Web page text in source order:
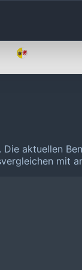
Die aktuellen
mit